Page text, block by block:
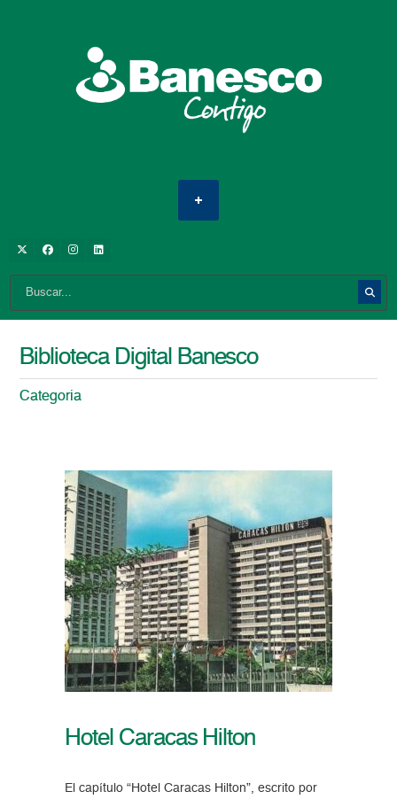
Biblioteca Digital Banesco
Categoria
Hotel Caracas Hilton
El capítulo “Hotel Caracas Hilton”, escrito por